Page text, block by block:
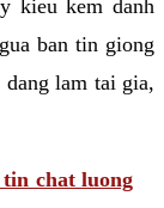
kieu kem danh
ban tin giong
lam tai gia,
chat luong